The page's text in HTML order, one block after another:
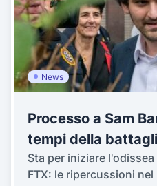
News
Processo a Sam
tempi della
Sta per iniziare
FTX: le ripercussioni